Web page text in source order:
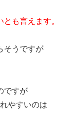
も言えます。
そうですが
ですが
やすいのは